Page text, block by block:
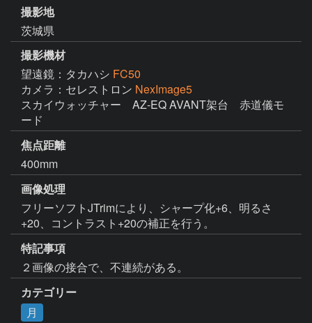
撮影地
茨城県
撮影機材
望遠鏡：タカハシ FC50
カメラ：セレストロン NexImage5
スカイウォッチャー　AZ-EQ AVANT架台　赤道儀モ
ード
焦点距離
400mm
画像処理
フリーソフトJTrimにより、シャープ化+6、明るさ
+20、コントラスト+20の補正を行う。
特記事項
２画像の接合で、不連続がある。
カテゴリー
月